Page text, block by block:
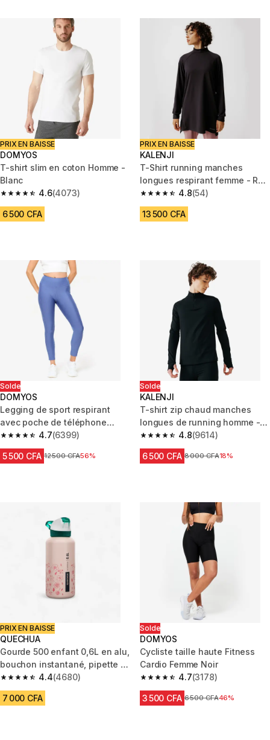
PRIX EN BAISSE
DOMYOS
T-shirt slim en coton Homme -
Blanc
4.6
4.6 out of 5 stars from 4073 reviews
(4073)
6 500 CFA
PRIX EN BAISSE
KALENJI
T-Shirt running manches
longues respirant femme - Run
Dry 100 Noir
4.8
4.8 out of 5 stars from 54
(54)
13 500 CFA
Solde
DOMYOS
Legging de sport respirant
avec poche de téléphone
femme, bleu comète
4.7
4.7 out of 5 stars from 6399 reviews
(6399)
5 500 CFA Prix avant réduction
12 500 CFA56%
Solde
KALENJI
T-shirt zip chaud manches
longues de running homme -
kiprun run 100 warm noir
4.8
4.8 out of 5 stars from 9614
(9614)
6 500 CFA Prix avant réduction
8 000 CFA18%
PRIX EN BAISSE
QUECHUA
Gourde 500 enfant 0,6L en alu,
bouchon instantané, pipette et
paille, randonnée
4.4
4.4 out of 5 stars from 4680 reviews
(4680)
7 000 CFA
Solde
DOMYOS
Cycliste taille haute Fitness
Cardio Femme Noir
4.7
4.7 out of 5 stars from 3178
(3178)
3 500 CFA Prix avant réduction
6 500 CFA46%